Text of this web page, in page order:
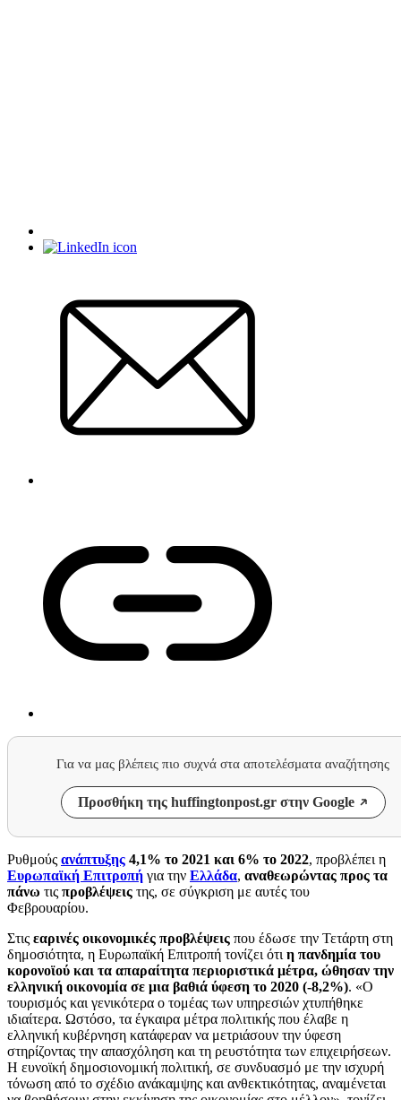
Για να μας βλέπεις πιο συχνά στα αποτελέσματα αναζήτησης
Προσθήκη της huffingtonpost.gr στην Google
Ρυθμούς ανάπτυξης 4,1% το 2021 και 6% το 2022, προβλέπει η
Ευρωπαϊκή Επιτροπή για την Ελλάδα, αναθεωρώντας προς τα
πάνω τις προβλέψεις της, σε σύγκριση με αυτές του
Φεβρουαρίου.
Στις εαρινές οικονομικές προβλέψεις που έδωσε την Τετάρτη στη
δημοσιότητα, η Ευρωπαϊκή Επιτροπή τονίζει ότι η πανδημία του
κορονοϊού και τα απαραίτητα περιοριστικά μέτρα, ώθησαν την
ελληνική οικονομία σε μια βαθιά ύφεση το 2020 (-8,2%). «Ο
τουρισμός και γενικότερα ο τομέας των υπηρεσιών χτυπήθηκε
ιδιαίτερα. Ωστόσο, τα έγκαιρα μέτρα πολιτικής που έλαβε η
ελληνική κυβέρνηση κατάφεραν να μετριάσουν την ύφεση
στηρίζοντας την απασχόληση και τη ρευστότητα των επιχειρήσεων.
Η ευνοϊκή δημοσιονομική πολιτική, σε συνδυασμό με την ισχυρή
τόνωση από το σχέδιο ανάκαμψης και ανθεκτικότητας, αναμένεται